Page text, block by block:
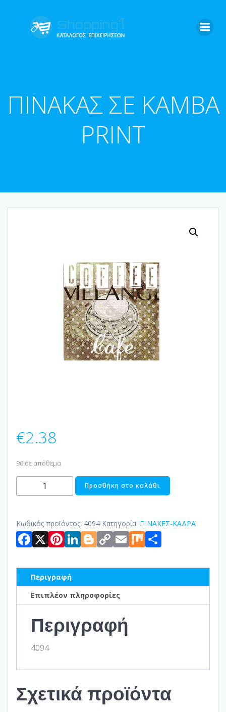
ΠΙΝΑΚΑΣ ΣΕ ΚΑΜΒΑ
PRINT
€2.38
96 σε απόθεμα
ΠΙΝΑΚΑΣ
ΣΕ
PRINT
ποσότητα
Προσθήκη στο καλάθι
Κωδικός προϊόντος: 4094 Κατηγορία: ΠΙΝΑΚΕΣ-ΚΑΔΡΑ
Facebook
X Pinterest
LinkedIn
Blogger
Copy
Link
Email
Mix
Περιγραφή
Επιπλέον πληροφορίες
Περιγραφή
4094
Σχετικά προϊόντα